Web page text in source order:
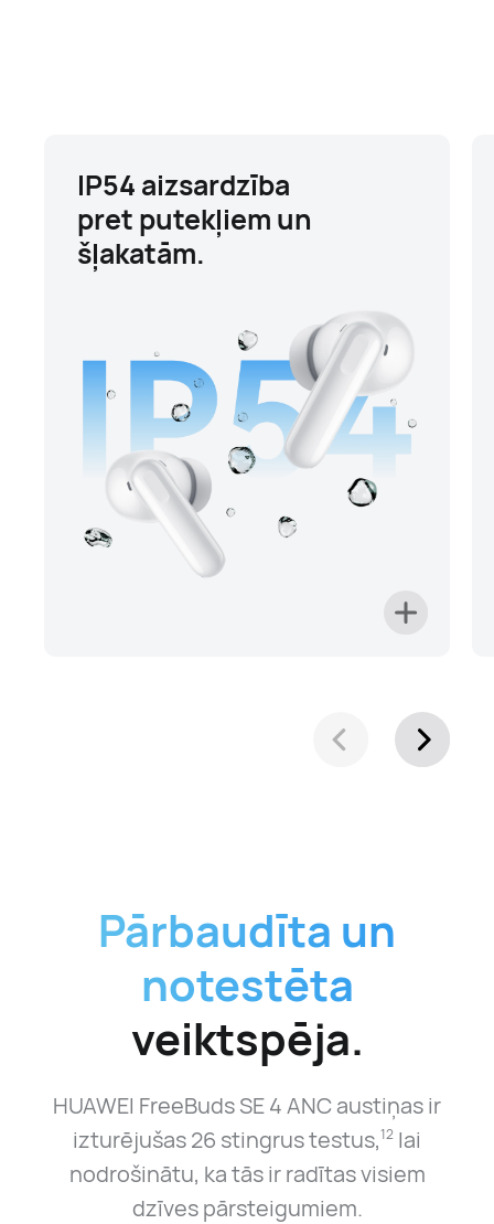
IP54 aizsardzība
pret putekļiem un
šļakatām.
Pārbaudīta un
notestēta
veiktspēja.
HUAWEI FreeBuds SE 4 ANC austiņas ir
izturējušas 26 stingrus testus,12 lai
nodrošinātu, ka tās ir radītas visiem
dzīves pārsteigumiem.